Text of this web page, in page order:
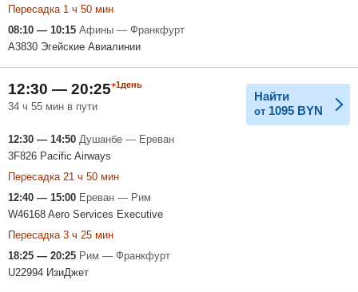
Пересадка 1 ч 50 мин
08:10 — 10:15 Афины — Франкфурт
A3830 Эгейские Авиалинии
12:30 — 20:25+1день
34 ч 55 мин в пути
Найти
от 1095 BYN
12:30 — 14:50 Душанбе — Ереван
3F826 Pacific Airways
Пересадка 21 ч 50 мин
12:40 — 15:00 Ереван — Рим
W46168 Aero Services Executive
Пересадка 3 ч 25 мин
18:25 — 20:25 Рим — Франкфурт
U22994 ИзиДжет